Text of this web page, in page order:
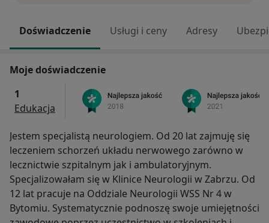
Doświadczenie Usługi i ceny Adresy
Moje doświadczenie
1
Edukacja
Jestem specjalistą neurologiem. Od 20 lat zajmuję się
leczeniem schorzeń układu nerwowego zarówno w
lecznictwie szpitalnym jak i ambulatoryjnym.
Specjalizowałam się w Klinice Neurologii w Zabrzu. Od
12 lat pracuje na Oddziale Neurologii WSS Nr 4 w
Bytomiu. Systematycznie podnoszę swoje umiejętności